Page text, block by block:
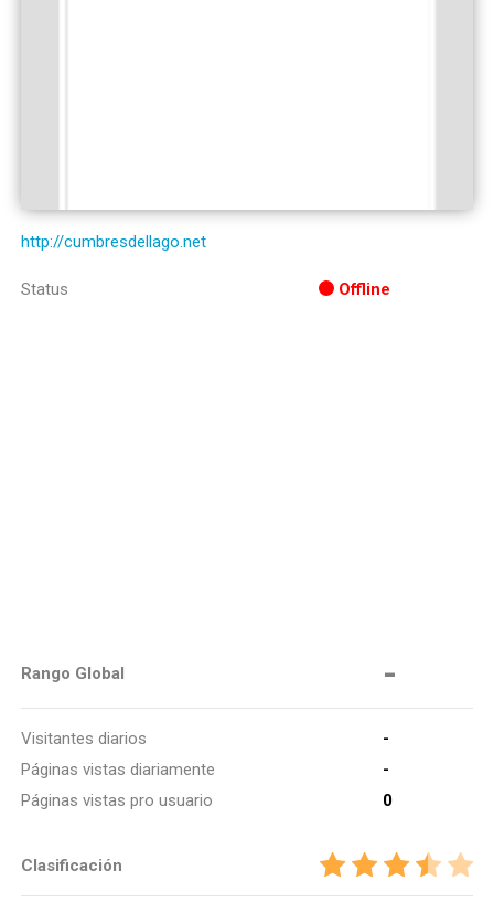
http://cumbresdellago.net
Status Offline
Rango Global -
Visitantes diarios
-
Páginas vistas diariamente
-
Páginas vistas pro usuario
0
Clasificación